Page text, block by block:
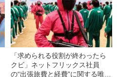
「求められる役割が終わったら
クビ」ネットフリックス社員
の“出張旅費と経費”に関する唯一